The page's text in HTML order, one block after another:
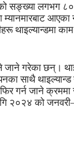
सङ्ख्या लगभग
गरेका छन्।
साथै थाइल्यान्ड
गर्न जाने क्रममा
२०२४ को